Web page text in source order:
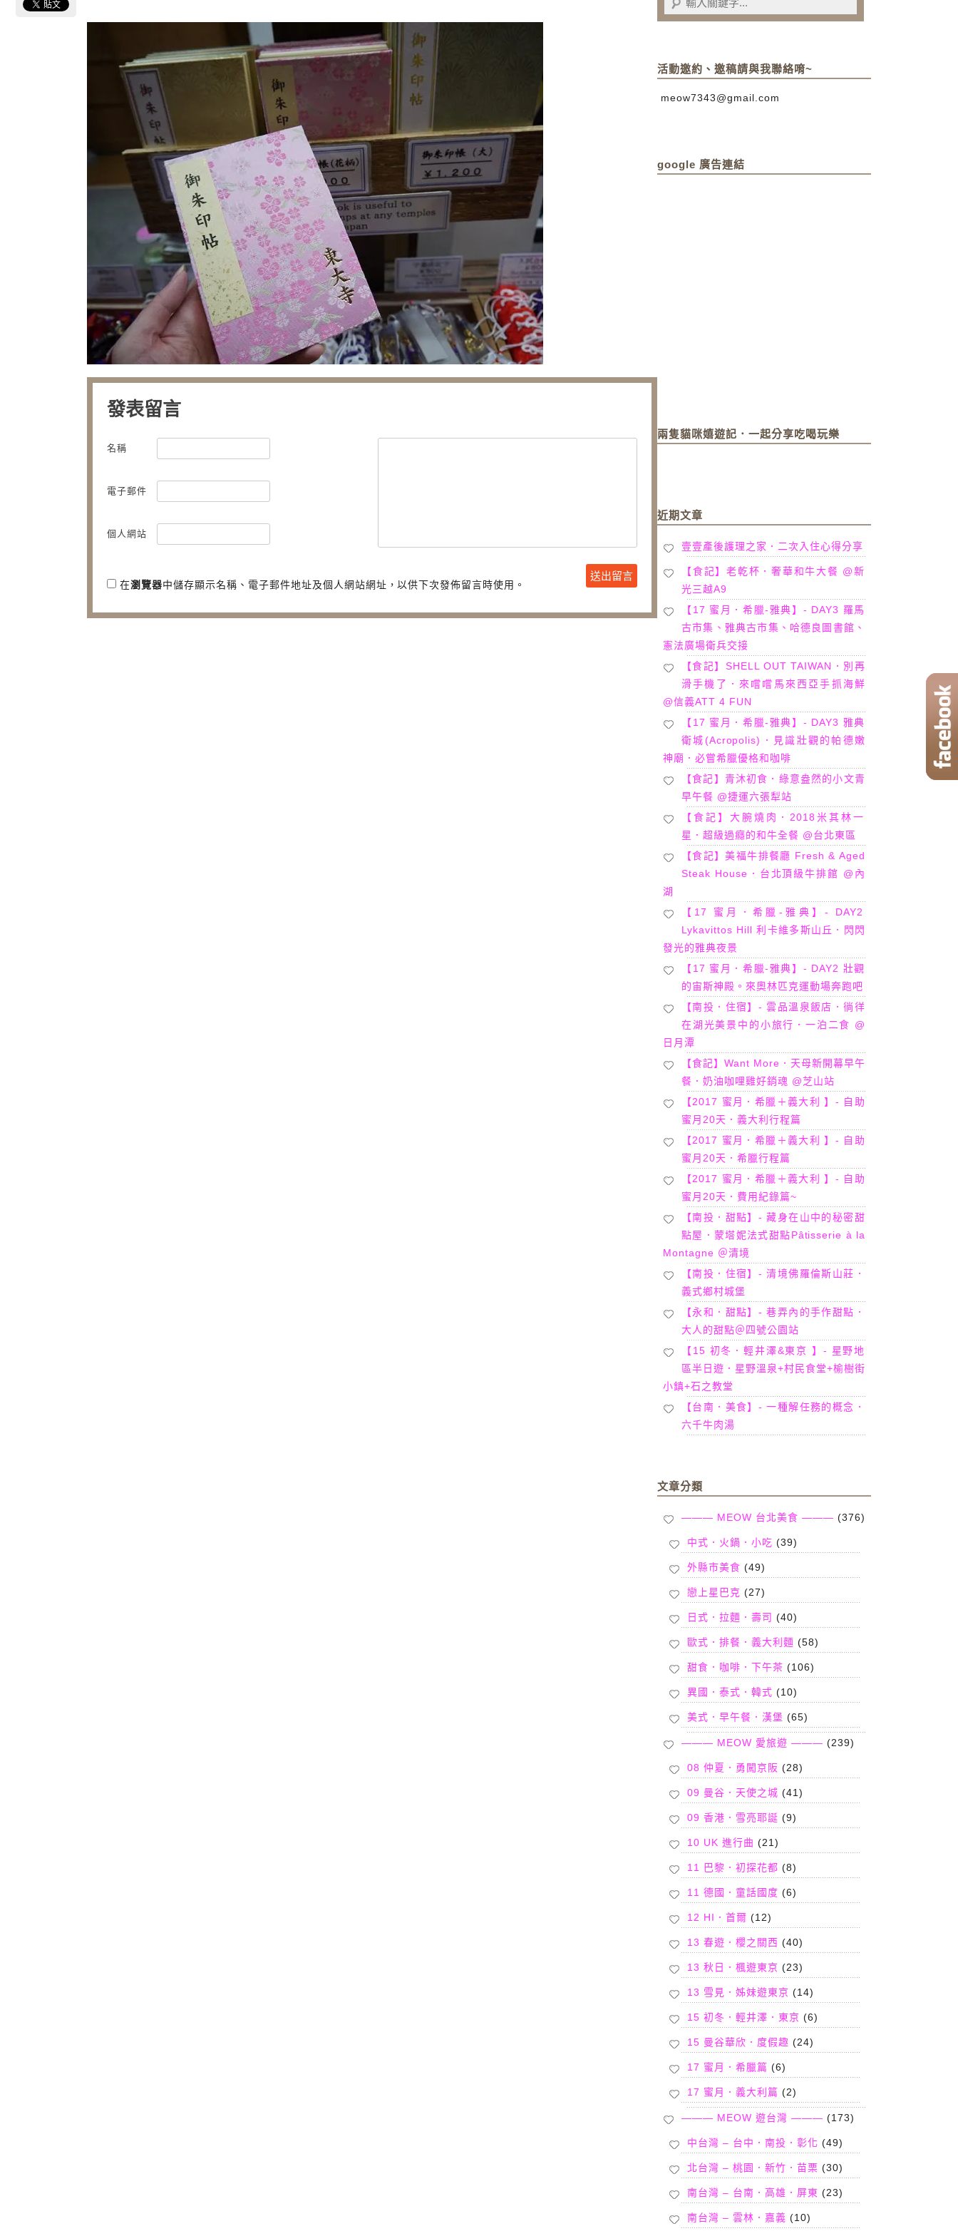
發表留言
名稱
電子郵件
個人網站
在瀏覽器中儲存顯示名稱、電子郵件地址及個人網站網址，以供下次發佈留言時使用。
活動邀約、邀稿請與我聯絡唷~
meow7343@gmail.com
google 廣告連結
兩隻貓咪嬉遊記．一起分享吃喝玩樂
近期文章
壹壹產後護理之家．二次入住心得分享
【食記】老乾杯．奢華和牛大餐 @新
光三越A9
【17 蜜月．希臘-雅典】- DAY3 羅馬
古市集、雅典古市集、哈德良圖書館、
憲法廣場衛兵交接
【食記】SHELL OUT TAIWAN．別再
滑手機了．來嚐嚐馬來西亞手抓海鮮
@信義ATT 4 FUN
【17 蜜月．希臘-雅典】- DAY3 雅典
衛城(Acropolis)．見識壯觀的帕德嫩
神廟．必嘗希臘優格和咖啡
【食記】青沐初食．綠意盎然的小文青
早午餐 @捷運六張犁站
【食記】大腕燒肉．2018米其林一
星．超級過癮的和牛全餐 @台北東區
【食記】美福牛排餐廳 Fresh & Aged
Steak House．台北頂級牛排館 @內
湖
【17 蜜月．希臘-雅典】- DAY2
Lykavittos Hill 利卡維多斯山丘．閃閃
發光的雅典夜景
【17 蜜月．希臘-雅典】- DAY2 壯觀
的宙斯神殿。來奧林匹克運動場奔跑吧
【南投．住宿】- 雲品溫泉飯店．徜徉
在湖光美景中的小旅行．一泊二食 @
日月潭
【食記】Want More．天母新開幕早午
餐．奶油咖哩雞好銷魂 @芝山站
【2017 蜜月．希臘＋義大利 】- 自助
蜜月20天．義大利行程篇
【2017 蜜月．希臘＋義大利 】- 自助
蜜月20天．希臘行程篇
【2017 蜜月．希臘＋義大利 】- 自助
蜜月20天．費用紀錄篇~
【南投．甜點】- 藏身在山中的秘密甜
點屋．蒙塔妮法式甜點Pâtisserie à la
Montagne ＠清境
【南投．住宿】- 清境佛羅倫斯山莊．
義式鄉村城堡
【永和．甜點】- 巷弄內的手作甜點．
大人的甜點＠四號公園站
【15 初冬．輕井澤&東京 】- 星野地
區半日遊．星野溫泉+村民食堂+榆樹街
小鎮+石之教堂
【台南．美食】- 一種解任務的概念．
六千牛肉湯
文章分類
——— MEOW 台北美食 ——— (376)
中式．火鍋．小吃 (39)
外縣市美食 (49)
戀上星巴克 (27)
日式．拉麵．壽司 (40)
歐式．排餐．義大利麵 (58)
甜食．咖啡．下午茶 (106)
異國．泰式．韓式 (10)
美式．早午餐．漢堡 (65)
——— MEOW 愛旅遊 ——— (239)
08 仲夏．勇闖京阪 (28)
09 曼谷．天使之城 (41)
09 香港．雪亮耶誕 (9)
10 UK 進行曲 (21)
11 巴黎．初探花都 (8)
11 德國．童話國度 (6)
12 HI．首爾 (12)
13 春遊．櫻之關西 (40)
13 秋日．楓遊東京 (23)
13 雪見．姊妹遊東京 (14)
15 初冬．輕井澤．東京 (6)
15 曼谷華欣．度假趣 (24)
17 蜜月．希臘篇 (6)
17 蜜月．義大利篇 (2)
——— MEOW 遊台灣 ——— (173)
中台灣 – 台中．南投．彰化 (49)
北台灣 – 桃園．新竹．苗栗 (30)
南台灣 – 台南．高雄．屏東 (23)
南台灣 – 雲林．嘉義 (10)